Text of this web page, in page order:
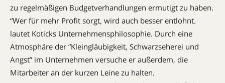
zu regelmäßigen Budgetverhandlungen ermutigt zu haben.
“Wer für mehr Profit sorgt, wird auch besser entlohnt.
lautet Koticks Unternehmensphilosophie. Durch eine
Atmosphäre der “Kleingläubigkeit, Schwarzseherei und
Angst” im Unternehmen versuche er außerdem, die
Mitarbeiter an der kurzen Leine zu halten.